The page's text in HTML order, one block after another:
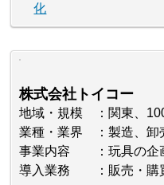
化
株式会社トイコー
地域・規模
関東、
業種・業界
製造、卸
事業内容
玩具の企
導入業務
販売・購